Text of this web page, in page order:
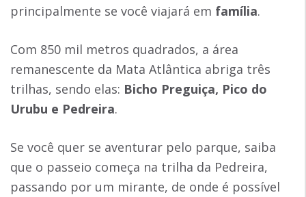
principalmente se você viajará em família.
Com 850 mil metros quadrados, a área
remanescente da Mata Atlântica abriga três
trilhas, sendo elas: Bicho Preguiça, Pico do
Urubu e Pedreira.
Se você quer se aventurar pelo parque, saiba
que o passeio começa na trilha da Pedreira,
passando por um mirante, de onde é possível